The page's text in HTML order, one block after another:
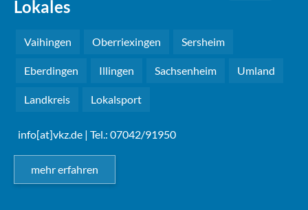
Lokales
Vaihingen Oberriexingen Sersheim
Eberdingen Illingen Sachsenheim Umland
Landkreis Lokalsport
info[at]vkz.de | Tel.: 07042/91950
mehr erfahren